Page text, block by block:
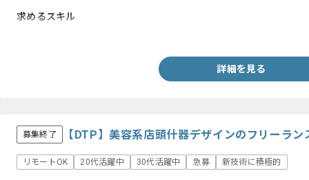
求めるスキル
詳細を見る
募集終了 【DTP】美容系店頭什器デザインのフリーラ
リモートOK 20代活躍中 30代活躍中 急募 新技術に積極的